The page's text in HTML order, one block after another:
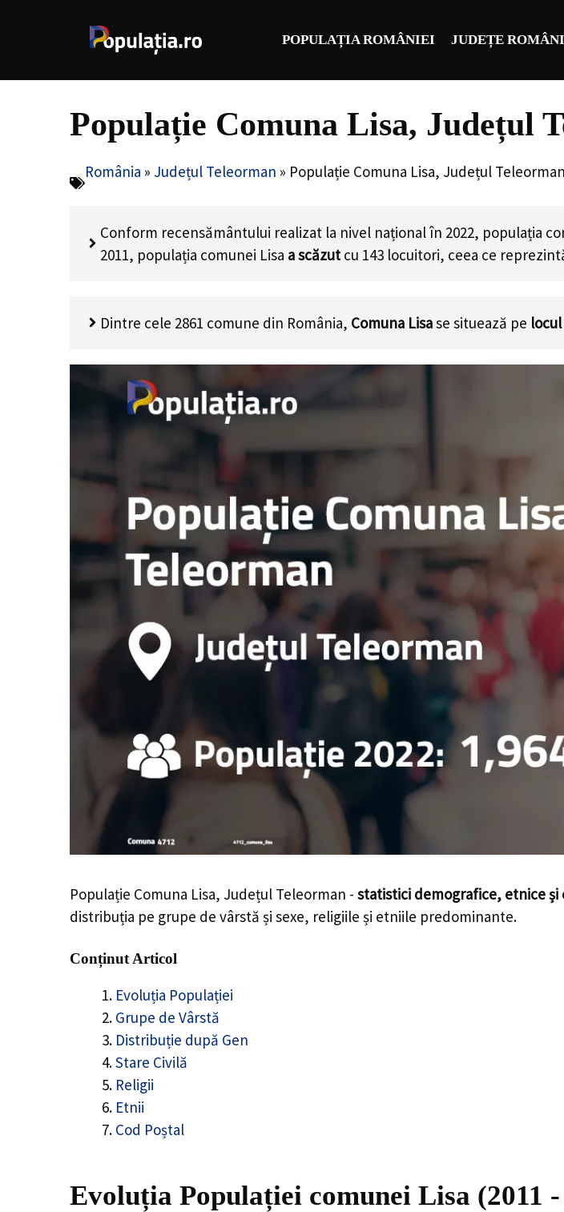
POPULAȚIA ROMÂNIEI JUDEȚE
Populație Comuna Lisa, Județul
România » Județul Teleorman » Populație Comuna Lisa, Județul Teleorman
Conform recensământului realizat la nivel național în 2022, populația
2011, populația comunei Lisa a scăzut cu 143 locuitori, ceea ce
Dintre cele 2861 comune din România, Comuna Lisase situează pe locul
Populație Comuna Lisa, Județul Teleorman - statistici demografice, etnice și
distribuția pe grupe de vârstă și sexe, religiile și etniile predominante.
Conținut Articol
Evoluția Populației
Grupe de Vârstă
Distribuție după Gen
Stare Civilă
Religii
Etnii
Cod Poștal
Evoluția Populației comunei Lisa (2011 -